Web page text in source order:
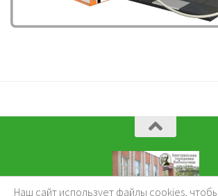
Наш сайт использует файлы cookies,